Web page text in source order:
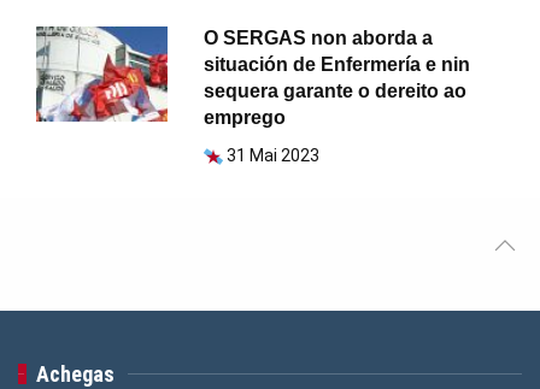
O SERGAS non aborda a
situación de Enfermería e nin
sequera garante o dereito ao
emprego
31 Mai 2023
Achegas